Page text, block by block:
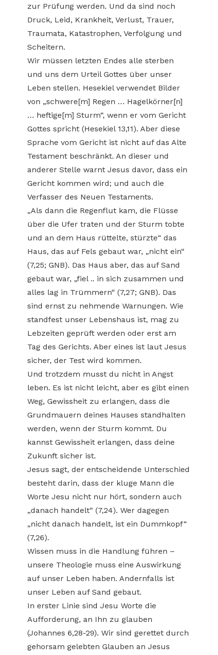
zur Prüfung werden. Und da sind noch
Druck, Leid, Krankheit, Verlust, Trauer,
Traumata, Katastrophen, Verfolgung und
Scheitern.
Wir müssen letzten Endes alle sterben
und uns dem Urteil Gottes über unser
Leben stellen. Hesekiel verwendet Bilder
von „schwere[m] Regen … Hagelkörner[n]
… heftige[m] Sturm“, wenn er vom Gericht
Gottes spricht (Hesekiel 13,11). Aber diese
Sprache vom Gericht ist nicht auf das Alte
Testament beschränkt. An dieser und
anderer Stelle warnt Jesus davor, dass ein
Gericht kommen wird; und auch die
Verfasser des Neuen Testaments.
„Als dann die Regenflut kam, die Flüsse
über die Ufer traten und der Sturm tobte
und an dem Haus rüttelte, stürzte“ das
Haus, das auf Fels gebaut war, „nicht ein“
(7,25; GNB). Das Haus aber, das auf Sand
gebaut war, „fiel .. in sich zusammen und
alles lag in Trümmern“ (7,27; GNB). Das
sind ernst zu nehmende Warnungen. Wie
standfest unser Lebenshaus ist, mag zu
Lebzeiten geprüft werden oder erst am
Tag des Gerichts. Aber eines ist laut Jesus
sicher, der Test wird kommen.
Und trotzdem musst du nicht in Angst
leben. Es ist nicht leicht, aber es gibt einen
Weg, Gewissheit zu erlangen, dass die
Grundmauern deines Hauses standhalten
werden, wenn der Sturm kommt. Du
kannst Gewissheit erlangen, dass deine
Zukunft sicher ist.
Jesus sagt, der entscheidende Unterschied
besteht darin, dass der kluge Mann die
Worte Jesu nicht nur hört, sondern auch
„danach handelt“ (7,24). Wer dagegen
„nicht danach handelt, ist ein Dummkopf“
(7,26).
Wissen muss in die Handlung führen –
unsere Theologie muss eine Auswirkung
auf unser Leben haben. Andernfalls ist
unser Leben auf Sand gebaut.
In erster Linie sind Jesu Worte die
Aufforderung, an Ihn zu glauben
(Johannes 6,28-29). Wir sind gerettet durch
gehorsam gelebten Glauben an Jesus